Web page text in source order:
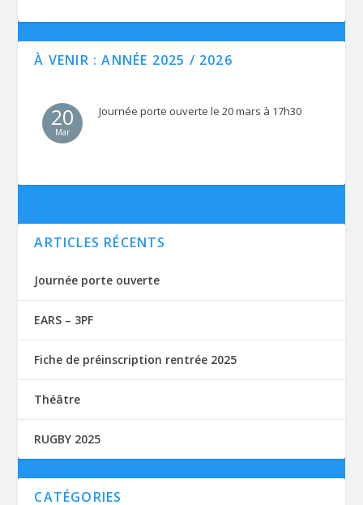
À VENIR : ANNÉE 2025 / 2026
20
Mar
Journée porte ouverte le 20 mars à 17h30
ARTICLES RÉCENTS
Journée porte ouverte
EARS – 3PF
Fiche de préinscription rentrée 2025
Théâtre
RUGBY 2025
CATÉGORIES